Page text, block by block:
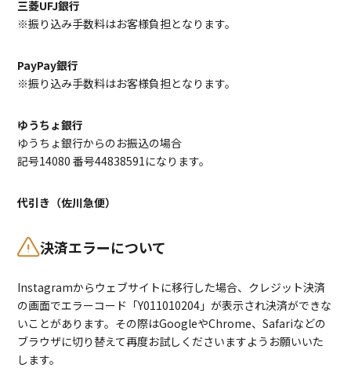
三菱UFJ銀行
※振り込み手数料はお客様負担となります。
PayPay銀行
※振り込み手数料はお客様負担となります。
ゆうちょ銀行
ゆうちょ銀行からのお振込の場合
記号14080 番号44838591になります。
代引き（佐川急便）
決済エラーについて
Instagramからウェブサイトに移行した場合、クレジット決済
の画面でエラーコード「Y011010204」が表示され決済ができな
いことがあります。その際はGoogleやChrome、Safariなどの
ブラウザに切り替えて再度お試しくださいますようお願いいた
します。